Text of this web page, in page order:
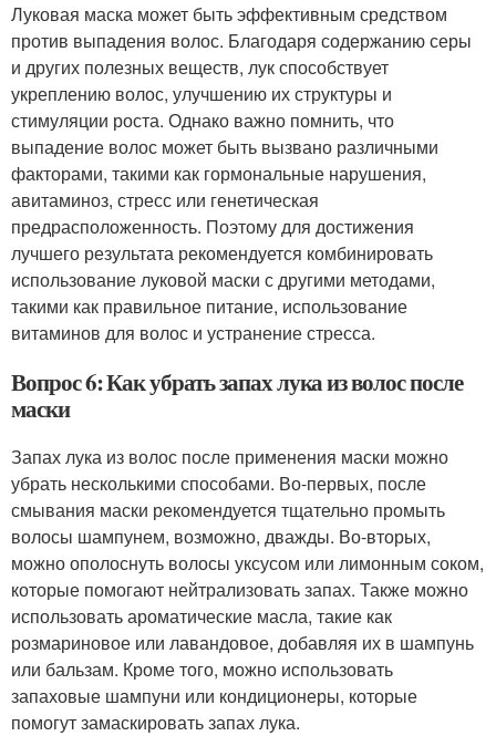
Луковая маска может быть эффективным средством
против выпадения волос. Благодаря содержанию серы
и других полезных веществ, лук способствует
укреплению волос, улучшению их структуры и
стимуляции роста. Однако важно помнить, что
выпадение волос может быть вызвано различными
факторами, такими как гормональные нарушения,
авитаминоз, стресс или генетическая
предрасположенность. Поэтому для достижения
лучшего результата рекомендуется комбинировать
использование луковой маски с другими методами,
такими как правильное питание, использование
витаминов для волос и устранение стресса.
Вопрос 6: Как убрать запах лука из волос после
маски
Запах лука из волос после применения маски можно
убрать несколькими способами. Во-первых, после
смывания маски рекомендуется тщательно промыть
волосы шампунем, возможно, дважды. Во-вторых,
можно ополоснуть волосы уксусом или лимонным соком,
которые помогают нейтрализовать запах. Также можно
использовать ароматические масла, такие как
розмариновое или лавандовое, добавляя их в шампунь
или бальзам. Кроме того, можно использовать
запаховые шампуни или кондиционеры, которые
помогут замаскировать запах лука.